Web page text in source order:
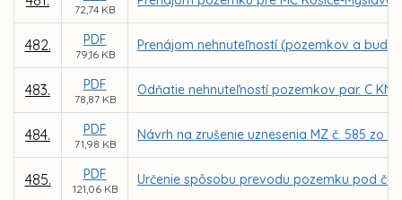
72,74 KB
482. PDF
79,16 KB
Prenájom nehnuteľností (pozemkov a
483. PDF
78,87 KB
Odňatie nehnuteľností pozemkov par. C KN
484. PDF
71,98 KB
Návrh na zrušenie uznesenia MZ č. 585 zo
485. PDF
121,06 KB
Určenie spôsobu prevodu pozemku pod